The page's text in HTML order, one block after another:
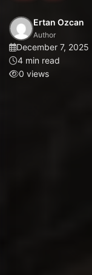
Ertan Ozcan
Author
December 7, 2025
4 min read
0 views